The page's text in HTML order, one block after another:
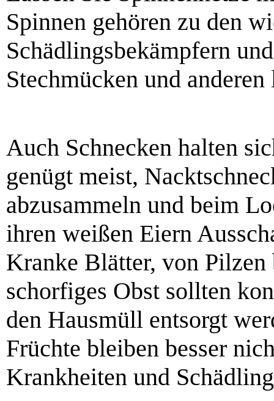
Spinnen gehören zu den
Schädlingsbekämpfern
Stechmücken und
Auch Schnecken halten
genügt meist,
abzusammeln und beim
ihren weißen Eiern
Kranke Blätter, von
schorfiges Obst sollten
den Hausmüll entsorgt
Früchte bleiben besser
Krankheiten und